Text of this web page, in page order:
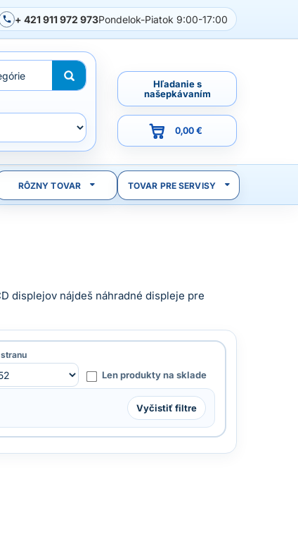
+ 421 911 972 973Pondelok-Piatok 9:00-17:00
Hľadanie s
našepkávaním
0,00 €
RÔZNY TOVAR TOVAR PRE SERVISY
displejov nájdeš náhradné displeje pre
Len produkty na sklade
Vyčistiť filtre